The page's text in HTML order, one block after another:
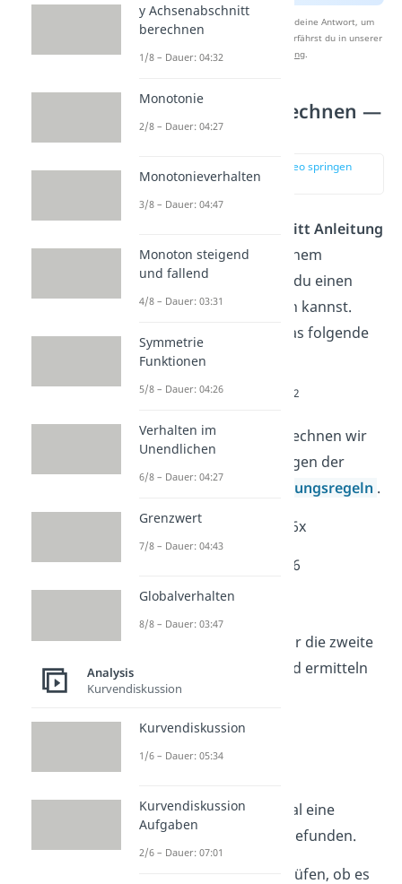
Nach Beantwortung speichern wir deine Antwort, um
Studyflix zu verbessern. Mehr dazu erfährst du in unserer
Datenschutzerklärung.
Wendepunkt berechnen —
Beispiel
zur Stelle im Video springen
(01:13)
Schritt-für-Schritt Anleitung
zeigen wir dir nun an einem
konkreten Beispiel, wie du einen
Wendepunkt berechnen kannst.
Dafür betrachten wir das folgende
Polynom
f(x) = x
2
Schritt 1:Als Erstes berechnen wir
die ersten drei Ableitungen der
Funktion mit den
Ableitungsregeln .
– 6x
f“(x) = 6x – 6
f“'(x) = 6
Nun setzen wir die zweite
Ableitung gleich null und ermitteln
die x-Werte:
6x – 6 = 0
Damit hast du schon mal eine
mögliche Wendestelle gefunden.
Um zu überprüfen, ob es
y Achsenabschnitt
berechnen
1/8 – Dauer: 04:32
Monotonie
2/8 – Dauer: 04:27
Monotonieverhalten
3/8 – Dauer: 04:47
Monoton steigend
und fallend
4/8 – Dauer: 03:31
Symmetrie
Funktionen
5/8 – Dauer: 04:26
Verhalten im
Unendlichen
6/8 – Dauer: 04:27
Grenzwert
7/8 – Dauer: 04:43
Globalverhalten
8/8 – Dauer: 03:47
Analysis
Kurvendiskussion
Kurvendiskussion
1/6 – Dauer: 05:34
Kurvendiskussion
Aufgaben
2/6 – Dauer: 07:01